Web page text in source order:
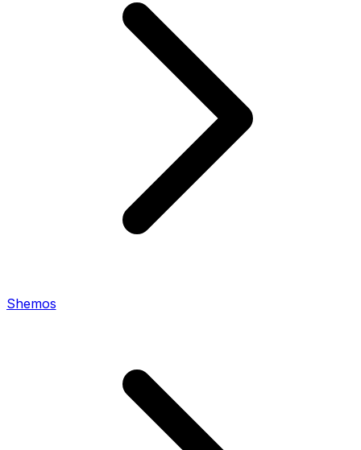
Shemos